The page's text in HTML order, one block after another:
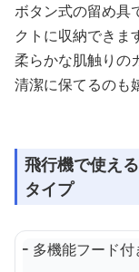
ボタン式の留め具
クトに収納できま
柔らかな肌触りの
清潔に保てるのも
飛行機で使え
タイプ